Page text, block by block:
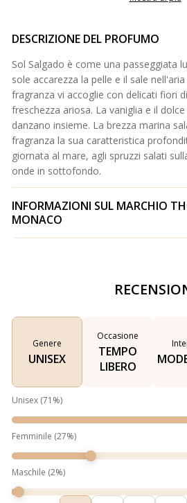
DESCRIZIONE DEL PROFUMO
Sol Salgado è come una passeggiata
sole accarezza la pelle e il sale
fragranza vi accoglie con delicati fiori
freschezza ariosa. La vaniglia e il
danzano insieme. La brezza marina
fragranza la sua caratteristica
giornata al mare, agli spruzzi salati
onde in sottofondo.
INFORMAZIONI SUL MARCHIO
MONACO
Genere
UNISEX
Occasione
TEMPO
LIBERO
Unisex (71 %)
Femminile (27%)
Maschile (2%)